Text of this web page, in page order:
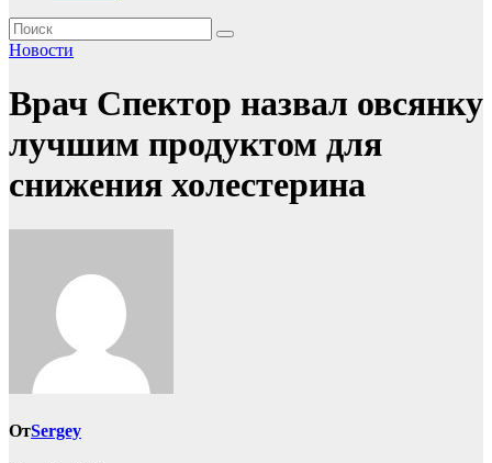
Новости
Врач Спектор назвал овсянку
лучшим продуктом для
снижения холестерина
ОтSergey